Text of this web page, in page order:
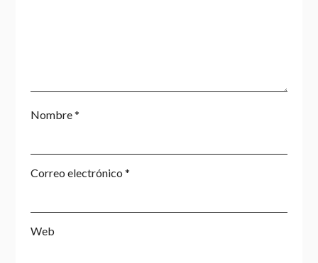
Nombre*
Correo electrónico *
Web